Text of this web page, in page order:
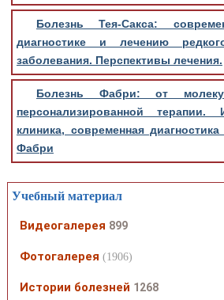
Болезнь Тея-Сакса:
диагностике и лечению
заболевания. Перспективы лечения.
Болезнь Фабри: от
персонализированной терапии.
клиника, современная
Фабри
Учебный материал
Видеогалерея 899
Фотогалерея (1906)
Истории болезней 1268